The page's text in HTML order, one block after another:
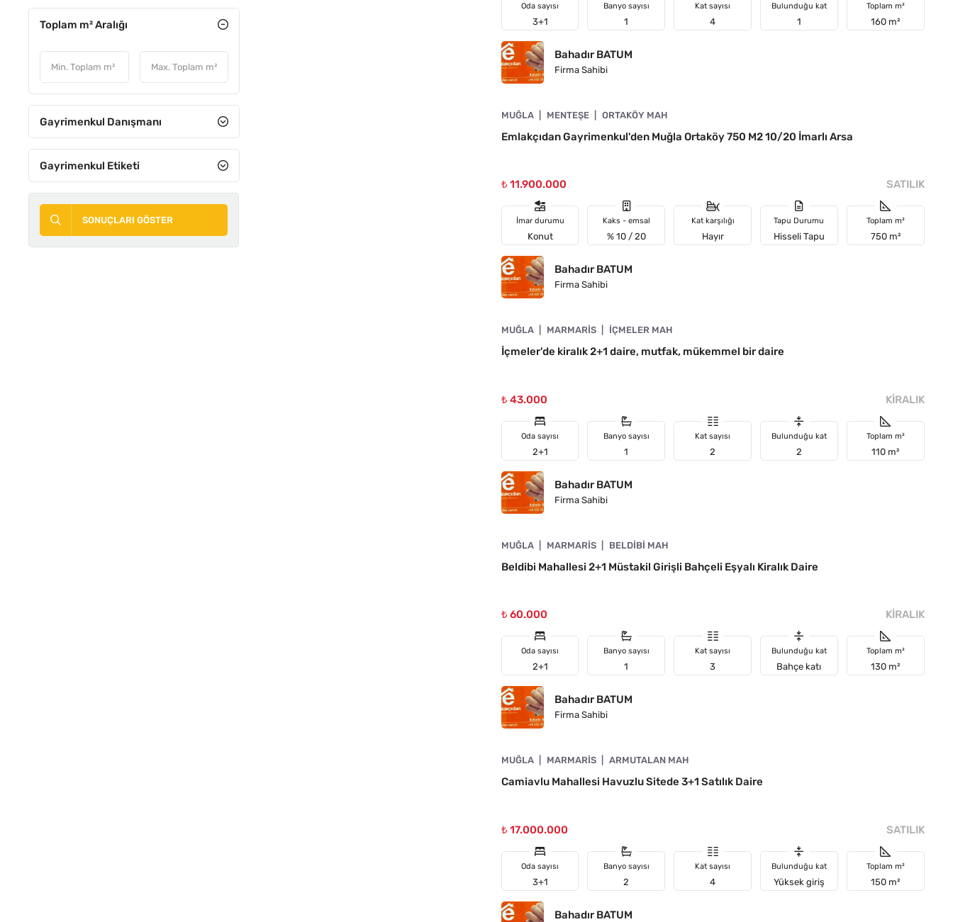
Toplam m² Aralığı
Gayrimenkul Danışmanı
Gayrimenkul Etiketi
SONUÇLARI GÖSTER
Oda sayısı
3+1
Banyo sayısı
1
Kat sayısı
4
Bulunduğu kat
1
Toplam m²
160 m²
Bahadır BATUM
Firma Sahibi
MUĞLA MENTEŞE ORTAKÖY MAH
Emlakçıdan Gayrimenkul'den Muğla Ortaköy 750 M2 10/20 İmarlı Arsa
₺ 11.900.000 SATILIK
İmar durumu
Konut
Kaks - emsal
% 10 / 20
Kat karşılığı
Hayır
Tapu Durumu
Hisseli Tapu
Toplam m²
750 m²
Bahadır BATUM
Firma Sahibi
MUĞLA MARMARIS İÇMELER MAH
İçmeler'de kiralık 2+1 daire, mutfak, mükemmel bir daire
₺ 43.000 KIRALIK
Oda sayısı
2+1
Banyo sayısı
1
Kat sayısı
2
Bulunduğu kat
2
Toplam m²
110 m²
Bahadır BATUM
Firma Sahibi
MUĞLA MARMARIS BELDIBI MAH
Beldibi Mahallesi 2+1 Müstakil Girişli Bahçeli Eşyalı Kiralık Daire
₺ 60.000 KIRALIK
Oda sayısı
2+1
Banyo sayısı
1
Kat sayısı
3
Bulunduğu kat
Bahçe katı
Toplam m²
130 m²
Bahadır BATUM
Firma Sahibi
MUĞLA MARMARIS ARMUTALAN MAH
Camiavlu Mahallesi Havuzlu Sitede 3+1 Satılık Daire
₺ 17.000.000 SATILIK
Oda sayısı
3+1
Banyo sayısı
2
Kat sayısı
4
Bulunduğu kat
Yüksek giriş
Toplam m²
150 m²
Bahadır BATUM